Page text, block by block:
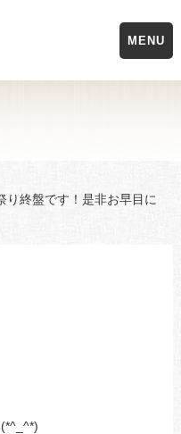
り終盤です！是非お早目に
MENU